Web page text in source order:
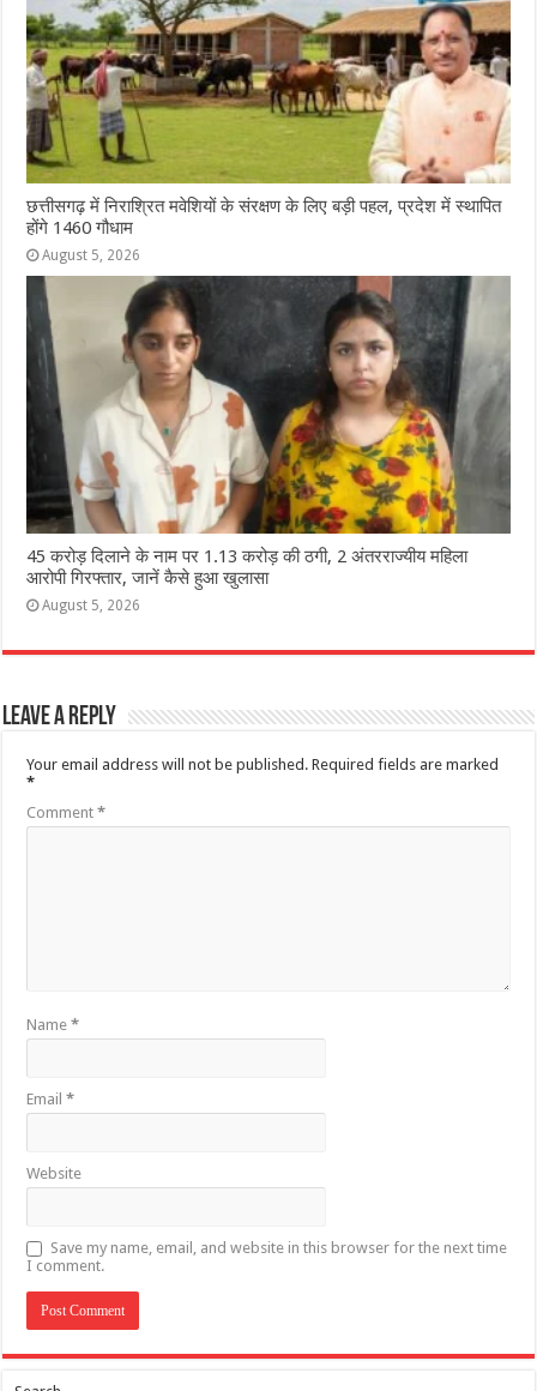
छत्तीसगढ़ में निराश्रित मवेशियों के संरक्षण के लिए बड़ी पहल, प्रदेश में स्थापित
होंगे 1460 गौधाम
August 5, 2026
45 करोड़ दिलाने के नाम पर 1.13 करोड़ की ठगी, 2 अंतरराज्यीय महिला
आरोपी गिरफ्तार, जानें कैसे हुआ खुलासा
August 5, 2026
Leave a Reply
Your email address will not be published. Required fields are marked
*
Comment*
Name*
Email*
Website
Save my name, email, and website in this browser for the next time
I comment.